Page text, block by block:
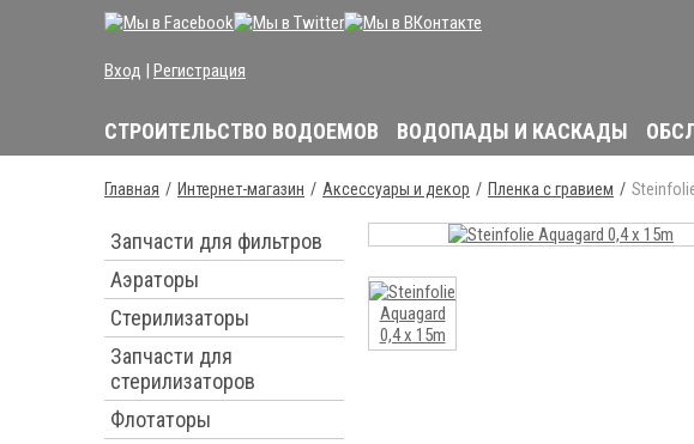
Вход | Регистрация
СТРОИТЕЛЬСТВО ВОДОЕМОВ ВОДОПАДЫ И КАСКАДЫ
Главная Интернет-магазин Аксессуары и декор Пленка с гравием
Запчасти для фильтров
Аэраторы
Стерилизаторы
Запчасти для
стерилизаторов
Флотаторы